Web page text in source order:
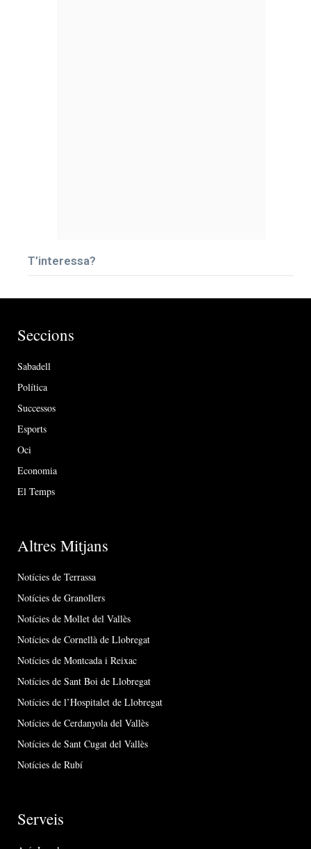
T’interessa?
Seccions
Sabadell
Política
Successos
Esports
Oci
Economia
El Temps
Altres Mitjans
Notícies de Terrassa
Notícies de Granollers
Notícies de Mollet del Vallès
Notícies de Cornellà de Llobregat
Notícies de Montcada i Reixac
Notícies de Sant Boi de Llobregat
Notícies de l’Hospitalet de Llobregat
Notícies de Cerdanyola del Vallès
Notícies de Sant Cugat del Vallès
Notícies de Rubí
Serveis